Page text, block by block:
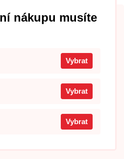
nákupu musíte
Vybrat
Vybrat
Vybrat